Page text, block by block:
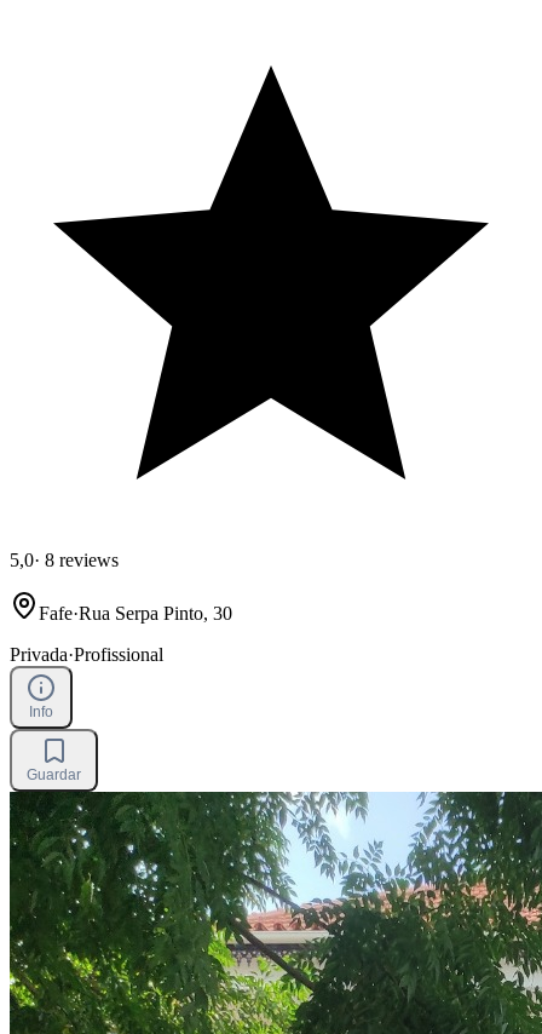
5,0· 8 reviews
Fafe·Rua Serpa Pinto, 30
Privada·Profissional
Info
Guardar